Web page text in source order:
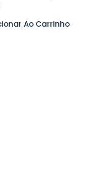
Ao Carrinho